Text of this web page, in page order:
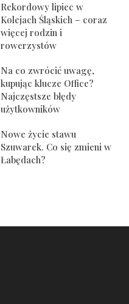
Rekordowy lipiec w
Kolejach Śląskich – coraz
więcej rodzin i
rowerzystów
Na co zwrócić uwagę,
kupując klucze Office?
Najczęstsze błędy
użytkowników
Nowe życie stawu
Szuwarek. Co się zmieni w
Łabędach?